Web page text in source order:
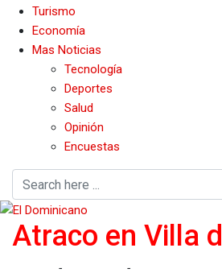
Turismo
Economía
Mas Noticias
Tecnología
Deportes
Salud
Opinión
Encuestas
Atraco en Villa
- -